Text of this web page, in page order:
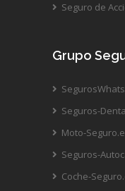
Seguro de
Grupo
Seguros-
Moto-
Seguros-
Coche-